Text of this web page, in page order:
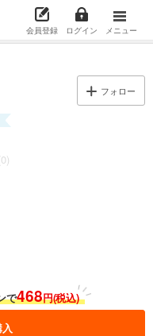
会員登録 ログイン メニュー
フォロー
で468円(税込)